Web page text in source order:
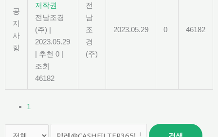
공
지
사
항
저작권
전남조경
(주) |
2023.05.29
| 추천 0 |
조회
46182
전
남
조
경
(주)
2023.05.29 0 46182
1